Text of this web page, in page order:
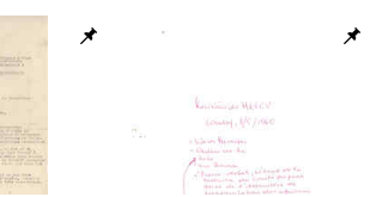
DAC - Documentos Amílcar